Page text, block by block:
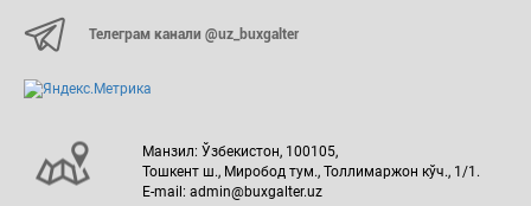
Телеграм канали @uz_buxgalter
Манзил: Ўзбекистон, 100105,
Тошкент ш., Миробод тум., Толлимаржон кўч., 1/1.
E-mail: admin@buxgalter.uz